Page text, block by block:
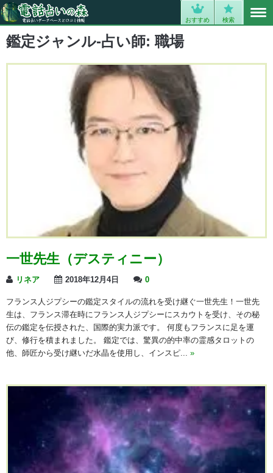
おすすめ 検索
鑑定ジャンル-占い師: 職場
一世先生（デスティニー）
リネア 2018年12月4日 0
フランス人ジプシーの鑑定スタイルの流れを受け継ぐ一世先生！一世先
生は、フランス滞在時にフランス人ジプシーにスカウトを受け、その秘
伝の鑑定を伝授された、国際的実力派です。 何度もフランスに足を運
び、修行を積まれました。 鑑定では、驚異の的中率の霊感タロットの
他、師匠から受け継いだ水晶を使用し、インスピ... »